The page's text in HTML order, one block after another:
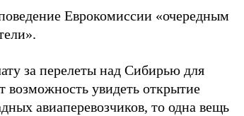
Еврокомиссии «очередным
за перелеты над Сибирью для
увидеть открытие
авиаперевозчиков, то одна вещь